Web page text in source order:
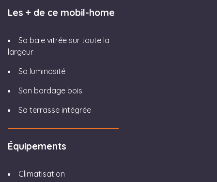
Les + de ce mobil-home
Sa baie vitrée sur toute la
largeur
Sa luminosité
Son bardage bois
Sa terrasse intégrée
Équipements
Climatisation